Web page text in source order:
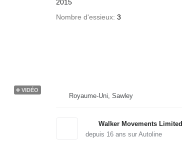
VIDÉO
2015
Nombre d'essieux 3
Royaume-Uni, Sawley
Walker Movements Limited
depuis 16ans sur Autoline